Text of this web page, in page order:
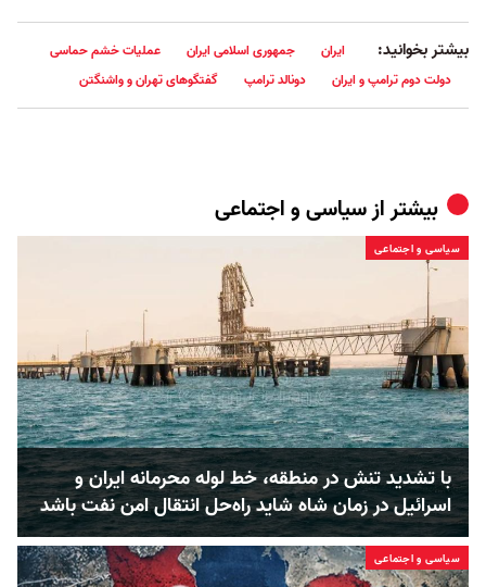
بیشتر بخوانید: ایران جمهوری اسلامی ایران
عملیات خشم حماسی
دولت دوم ترامپ و ایران
دونالد ترامپ گفتگوهای تهران و واشنگتن
بیشتر ازسیاسی و اجتماعی
سیاسی و اجتماعی
با تشدید تنش در منطقه، خط لوله محرمانه ایران و
اسرائیل در زمان شاه شاید راه‌حل انتقال امن نفت باشد
سیاسی و اجتماعی